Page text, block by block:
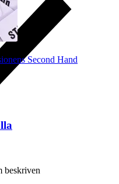
beskriven
Second Hand